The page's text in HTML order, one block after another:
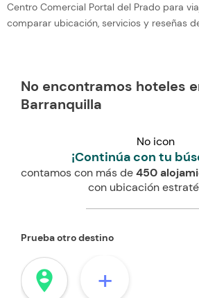
Centro Comercial Portal del Prado para
comparar ubicación, servicios y reseñas
No encontramos hoteles
Barranquilla
No icon
¡Continúa con tu
contamos con más de450
con ubicación
Prueba otro destino
person_pin_circle +